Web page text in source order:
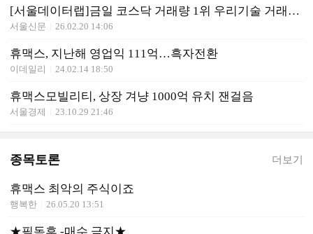
[서울데이터랩]금일 코스닥 거래량 1위 우리기술 거래대금 790억 돌파
서울신문 26.02.20 14:06
휴맥스, 지난해 영업익 111억…흑자전환
이데일리 24.02.14 18:50
휴맥스모빌리티, 상장 겨냥 1000억 유치 잰걸음
서울경제 23.10.29 21:46
종목토론 더보기
휴맥스 최악의 주식이죠
행복한 26.05.20 13:51